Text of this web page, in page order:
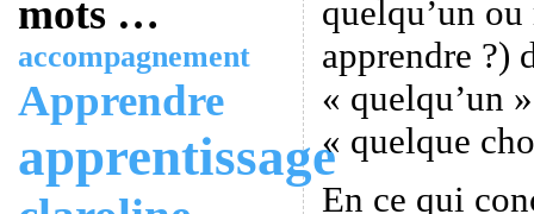
mots …
accompagnement
Apprendre
apprentissage
quelqu’un
apprendre ?)
« quelqu’un
« quelque
En ce qui